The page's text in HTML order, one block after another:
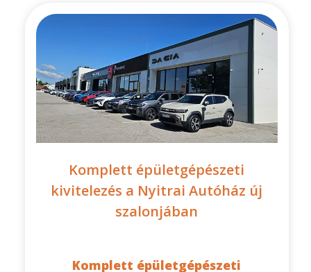
Komplett épületgépészeti
kivitelezés a Nyitrai Autóház új
szalonjában
Komplett épületgépészeti